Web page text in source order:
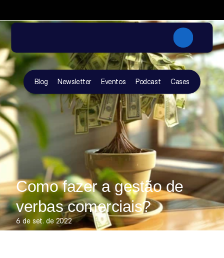
Blog Newsletter Eventos Podcast Cases
Como fazer a gestão de
verbas comerciais?
6 de set. de 2022